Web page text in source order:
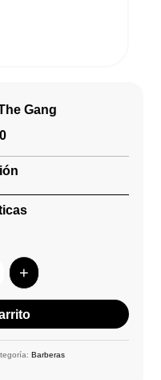
Gang
+
Barberas